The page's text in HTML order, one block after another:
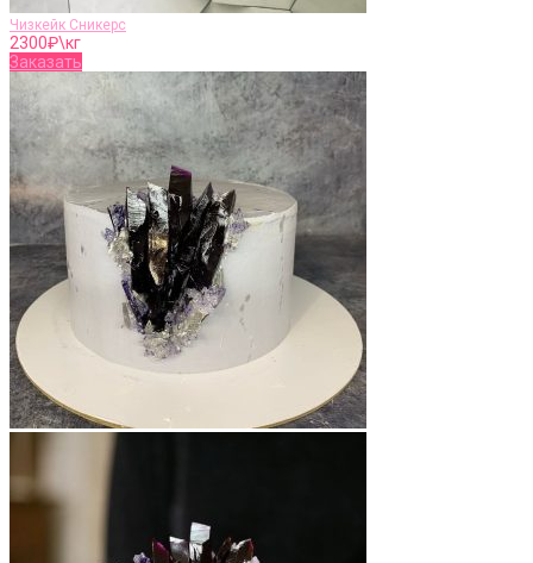
Чизкейк Сникерс
2300₽\кг
Заказать